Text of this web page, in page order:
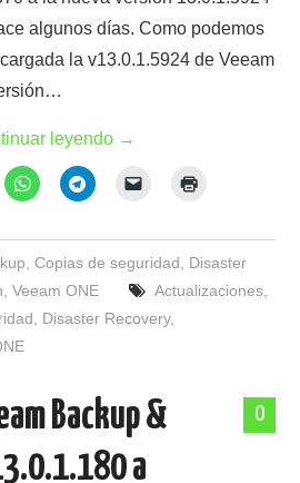
algunos días. Como podemos
la v13.0.1.5924 de Veeam
leyendo →
Copias de seguridad
Disaster
,Veeam ONE Actualizaciones,
Disaster Recovery,
0
Backup &
a